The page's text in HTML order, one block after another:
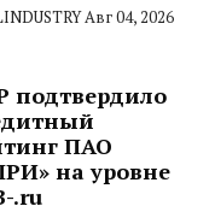
Авг 04, 2026
подтвердило
ПАО
на уровне
.ru